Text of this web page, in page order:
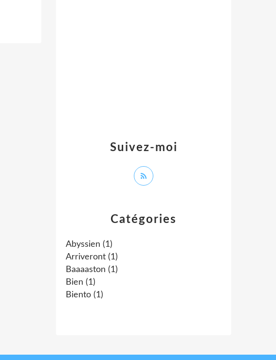
Catégories
Abyssien (1)
Arriveront (1)
Baaaaston (1)
Bien (1)
Biento (1)
Suivez-moi